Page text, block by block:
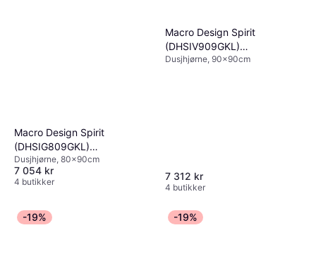
Macro Design Spirit
(DHSIG809GKL)
800x900x1970mm
Dusjhjørne, 80x90cm
7 054 kr
4 butikker
Macro Design Spirit
(DHSIV909GKL)
900x900x1970mm
Dusjhjørne, 90x90cm
7 312 kr
4 butikker
-19% -19%